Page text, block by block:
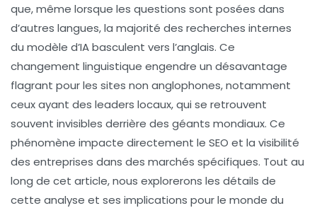
que, même lorsque les questions sont posées dans
d’autres langues, la majorité des recherches internes
du modèle d’IA basculent vers l’anglais. Ce
changement linguistique engendre un désavantage
flagrant pour les sites non anglophones, notamment
ceux ayant des leaders locaux, qui se retrouvent
souvent invisibles derrière des géants mondiaux. Ce
phénomène impacte directement le SEO et la visibilité
des entreprises dans des marchés spécifiques. Tout au
long de cet article, nous explorerons les détails de
cette analyse et ses implications pour le monde du